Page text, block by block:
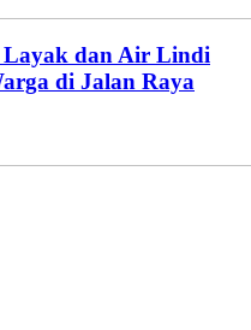
Layak dan Air Lindi
di Jalan Raya